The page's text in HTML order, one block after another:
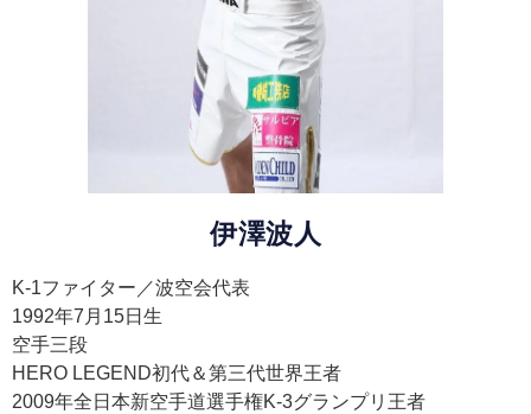
伊澤波人
K-1ファイター／波空会代表
1992年7月15日生
空手三段
HERO LEGEND初代＆第三代世界王者
2009年全日本新空手道選手権K-3グランプリ王者